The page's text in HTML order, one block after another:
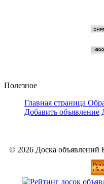
Полезное
Главная страница
Добавить объявление
© 2026 Доска объявлений